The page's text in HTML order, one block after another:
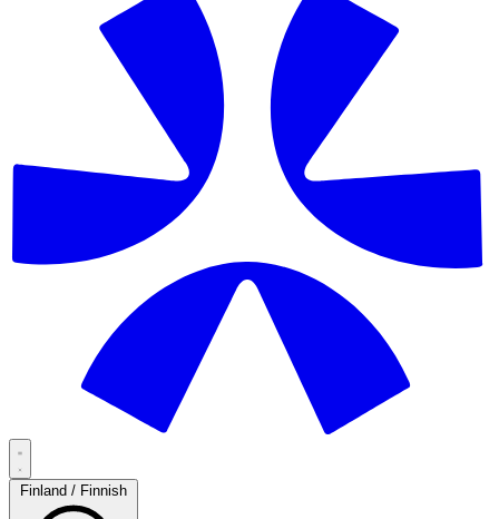
Finland / Finnish